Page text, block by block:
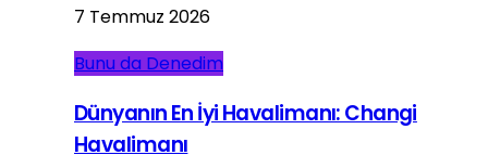
7 Temmuz 2026
Bunu da Denedim
Dünyanın En İyi Havalimanı: Changi
Havalimanı